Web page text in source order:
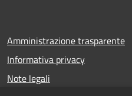
Amministrazione trasparente
Informativa privacy
Note legali